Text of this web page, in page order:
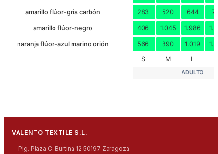
amarillo flúor-gris carbón 283 520 644
amarillo flúor-negro 406 1.045 1.986
naranja flúor-azul marino orión 566 890 1.019
S M L
ADULTO
VALENTO TEXTILE S.L.
Plg. Plaza C. Burtina 12 50197 Zaragoza